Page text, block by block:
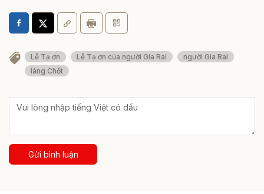
Lễ Tạ ơn Lễ Tạ ơn của người Gia Rai
người Gia Rai
làng Chốt
Gửi bình luận